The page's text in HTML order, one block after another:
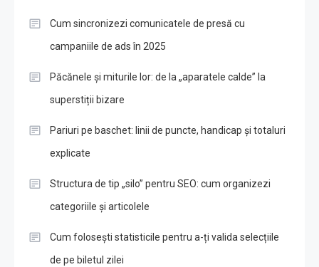
Cum sincronizezi comunicatele de presă cu
campaniile de ads în 2025
Păcănele și miturile lor: de la „aparatele calde” la
superstiții bizare
Pariuri pe baschet: linii de puncte, handicap și totaluri
explicate
Structura de tip „silo” pentru SEO: cum organizezi
categoriile și articolele
Cum folosești statisticile pentru a-ți valida selecțiile
de pe biletul zilei